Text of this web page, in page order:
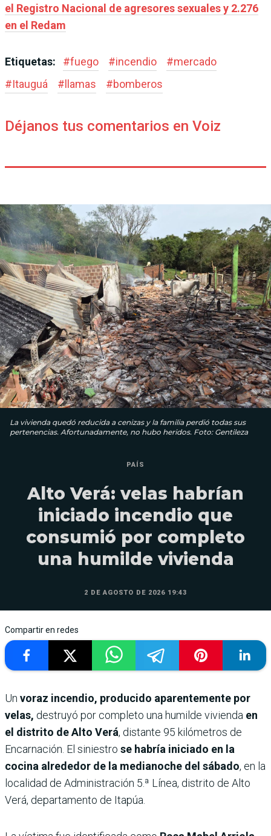
el Registro Nacional de agresores sexuales y 2.276
en el Redam
Etiquetas: #fuego #incendio #mercado
#Itauguá # llamas #bomberos
Déjanos tus comentarios en Voiz
La vivienda quedó reducida a cenizas y la familia perdió todas sus
pertenencias. Afortunadamente, no hubo heridos. Foto: Gentileza
PAÍS
Alto Verá: velas habrían
iniciado incendio que
consumió por completo
una humilde vivienda
2 DE AGOSTO DE 2026 19:43
Compartir en redes
Un voraz incendio, producido aparentemente por
velas, destruyó por completo una humilde vivienda en
el distrito de Alto Verá, distante 95 kilómetros de
Encarnación. El siniestro se habría iniciado en la
cocina alrededor de la medianoche del sábado, en la
localidad de Administración 5.ª Línea, distrito de Alto
Verá, departamento de Itapúa.